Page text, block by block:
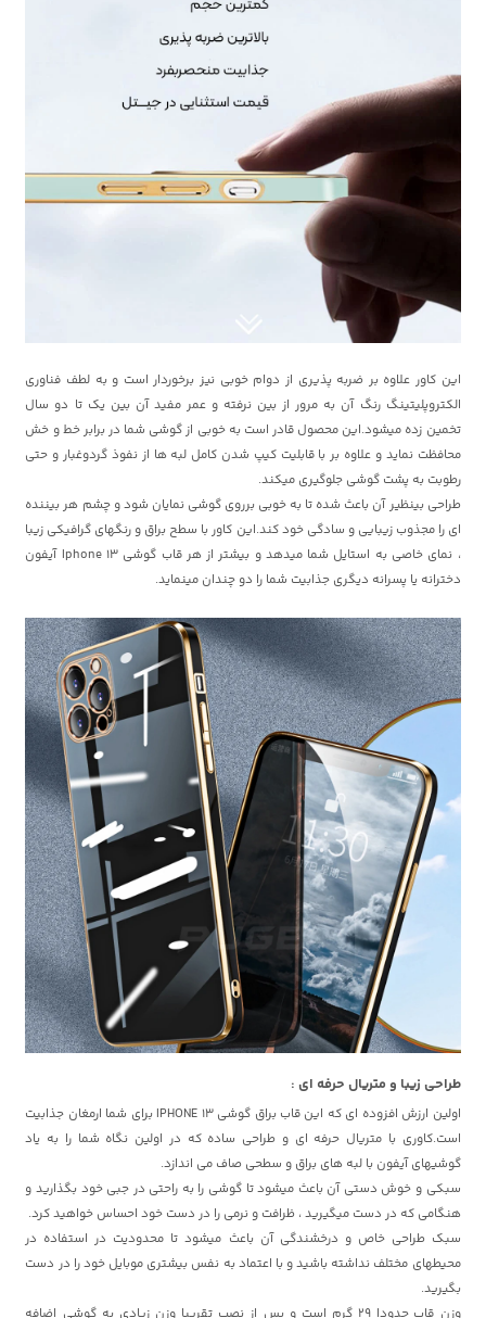
این کاور علاوه بر ضربه پذیری از دوام خوبی نیز برخوردار است و به لطف فناوری
الکتروپلیتینگ رنگ آن به مرور از بین نرفته و عمر مفید آن بین یک تا دو سال
تخمین زده میشود.این محصول قادر است به خوبی از گوشی شما در برابر خط و خش
محافظت نماید و علاوه بر با قابلیت کیپ شدن کامل لبه ها از نفوذ گردوغبار و حتی
رطوبت به پشت گوشی جلوگیری میکند.
طراحی بینظیر آن باعث شده تا به خوبی برروی گوشی نمایان شود و چشم هر بیننده
ای را مجذوب زیبایی و سادگی خود کند.این کاور با سطح براق و رنگهای گرافیکی زیبا
، نمای خاصی به استایل شما میدهد و بیشتر از هر قاب گوشی Iphone 13 آیفون
دخترانه یا پسرانه دیگری جذابیت شما را دو چندان مینماید.
طراحی زیبا و متریال حرفه ای :
اولین ارزش افزوده ای که این قاب براق گوشی IPHONE 13 برای شما ارمغان جذابیت
است.کاوری با متریال حرفه ای و طراحی ساده که در اولین نگاه شما را به یاد
گوشیهای آیفون با لبه های براق و سطحی صاف می اندازد.
سبکی و خوش دستی آن باعث میشود تا گوشی را به راحتی در جبی خود بگذارید و
هنگامی که در دست میگیرید ، ظرافت و نرمی را در دست خود احساس خواهید کرد.
سبک طراحی خاص و درخشندگی آن باعث میشود تا محدودیت در استفاده در
محیطهای مختلف نداشته باشید و با اعتماد به نفس بیشتری موبایل خود را در دست
بگیرید.
وزن قاب حدودا 29 گرم است و پس از نصب تقریبا وزن زیادی به گوشی اضافه